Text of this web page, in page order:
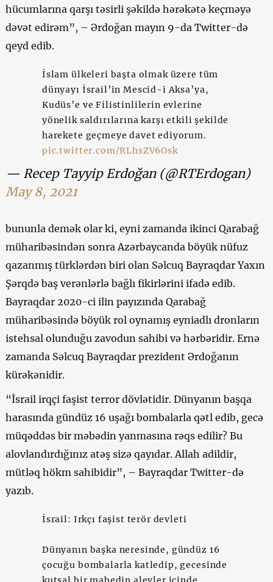
hücumlarına qarşı təsirli şəkildə hərəkətə keçməyə
dəvət edirəm”, – Ərdoğan mayın 9-da Twitter-də
qeyd edib.
İslam ülkeleri başta olmak üzere tüm
dünyayı İsrail’in Mescid-i Aksa’ya,
Kudüs’e ve Filistinlilerin evlerine
yönelik saldırılarına karşı etkili şekilde
harekete geçmeye davet ediyorum.
pic.twitter.com/RLhsZV6Osk
— Recep Tayyip Erdoğan (@RTErdogan)
May 8, 2021
bununla demək olar ki, eyni zamanda ikinci Qarabağ
müharibəsindən sonra Azərbaycanda böyük nüfuz
qazanmış türklərdən biri olan Səlcuq Bayraqdar Yaxın
Şərqdə baş verənlərlə bağlı fikirlərini ifadə edib.
Bayraqdar 2020-ci ilin payızında Qarabağ
müharibəsində böyük rol oynamış eyniadlı dronların
istehsal olunduğu zavodun sahibi və hərbəridir. Ernə
zamanda Səlcuq Bayraqdar prezident Ərdoğanın
kürəkənidir.
“İsrail irqçi faşist terror dövlətidir. Dünyanın başqa
harasında gündüz 16 uşağı bombalarla qətl edib, gecə
müqəddəs bir məbədin yanmasına rəqs edilir? Bu
alovlandırdığınız atəş sizə qayıdar. Allah adildir,
mütləq hökm sahibidir”, – Bayraqdar Twitter-də
yazıb.
İsrail: Irkçı faşist terör devleti
Dünyanın başka neresinde, gündüz 16
çocuğu bombalarla katledip, gecesinde